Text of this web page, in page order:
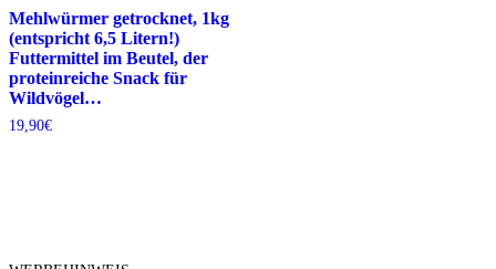
Mehlwürmer getrocknet, 1kg
(entspricht 6,5 Litern!)
Futtermittel im Beutel, der
proteinreiche Snack für
Wildvögel…
19,90€